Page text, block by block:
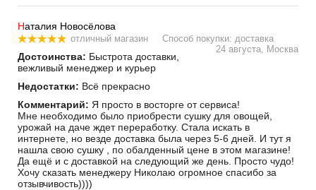
Наталия Новосёлова
отличный магазин
Способ покупки: доставка
24 августа, Москва
Достоинства: Быстрота доставки,
вежливый менеджер и курьер
Недостатки: Всё прекрасно
Комментарий: Я просто в восторге от сервиса!
Мне необходимо было приобрести сушку для овощей,
урожай на даче ждет переработку. Стала искать в
интернете, но везде доставка была через 5-6 дней. И тут я
нашла свою сушку , по обалденный цене в этом магазине!
Да ещё и с доставкой на следующий же день. Просто чудо!
Хочу сказать менеджеру Николаю огромное спасибо за
отзывчивость))))